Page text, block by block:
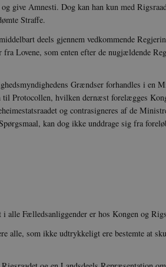
give Amnesti. Dog kan han kun med
Straffe.
deels gjennem vedkommende
Lovene, som enten efter de nugjældende
Grændser for­handles i en
Protocollen, hvilken dernæst forelægges
og contrasigneres af de
kan dog ikke unddrage sig fra
i alle Fælledsanliggender er hos Kongen og
alle, som ikke udtrykkeligt ere bestemte at
nmstat
Key-Pair-Id
Google
CloudFront-
CloudFront-
_ga_7J1SYH77RJ
VISITOR_INFO1_LIVE
YSC
Navn
Navn